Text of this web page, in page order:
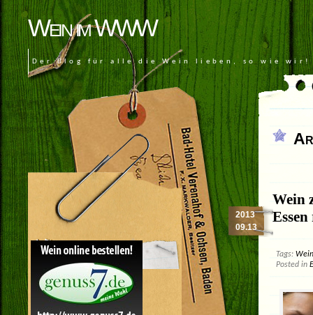
Wein im WWW
Der Blog für alle die Wein lieben, so wie wir!
Wein
2013
09.13
Tags:
Posted in